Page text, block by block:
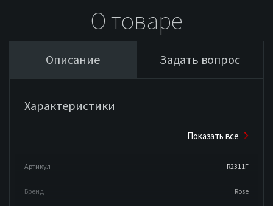
О товаре
Описание Задать вопрос
Характеристики
Показать все
Артикул R2311F
Бренд Rose